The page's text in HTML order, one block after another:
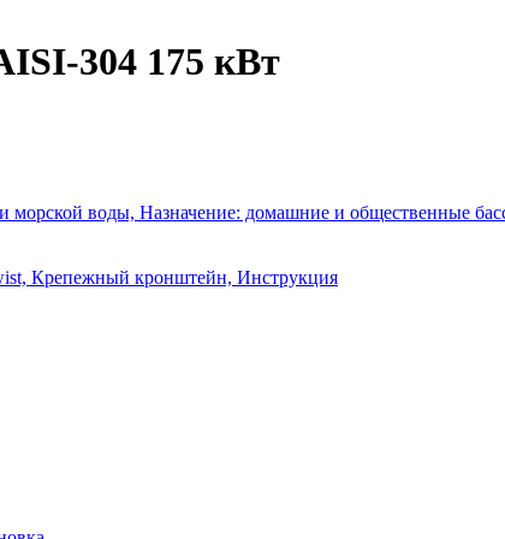
304 175 кВт
морской воды, Назначение: домашние и общественные
Крепежный кронштейн, Инструкция